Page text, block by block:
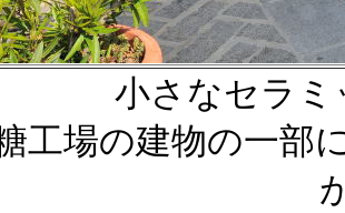
小さなセラミ
工場の建物の一部